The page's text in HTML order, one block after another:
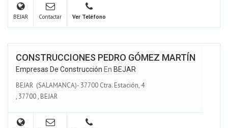
BEJAR Contactar Ver Teléfono
CONSTRUCCIONES PEDRO GÓMEZ MARTÍN
Empresas De Construcción En BEJAR
BEJAR (SALAMANCA)- 37700 Ctra. Estación, 4
, 37700, BEJAR